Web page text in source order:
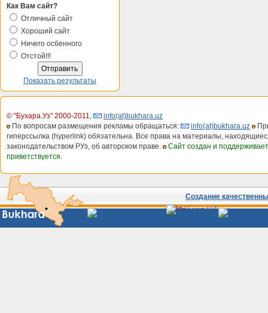
Как Вам сайт?
Отличный сайт
Хороший сайт
Ничего осбенного
Отстой!!!
Показать результаты
© "Бухара.Уз" 2000-2011,
info(at)bukhara.uz
По вопросам размещения рекламы обращаться:
info(at)bukhara.uz
гиперссылка (hyperlink) обязательна. Все права на материалы,
законодательством РУз, об авторском праве.
Сайт создан и
приветствуется.
Создание
Сайты
Узбекистана